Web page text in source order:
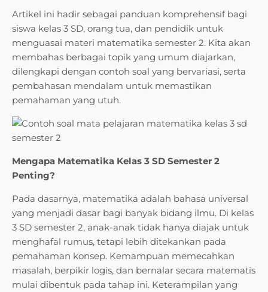
Artikel ini hadir sebagai panduan komprehensif bagi
siswa kelas 3 SD, orang tua, dan pendidik untuk
menguasai materi matematika semester 2. Kita akan
membahas berbagai topik yang umum diajarkan,
dilengkapi dengan contoh soal yang bervariasi, serta
pembahasan mendalam untuk memastikan
pemahaman yang utuh.
Mengapa Matematika Kelas 3 SD Semester 2
Penting?
Pada dasarnya, matematika adalah bahasa universal
yang menjadi dasar bagi banyak bidang ilmu. Di kelas
3 SD semester 2, anak-anak tidak hanya diajak untuk
menghafal rumus, tetapi lebih ditekankan pada
pemahaman konsep. Kemampuan memecahkan
masalah, berpikir logis, dan bernalar secara matematis
mulai dibentuk pada tahap ini. Keterampilan yang